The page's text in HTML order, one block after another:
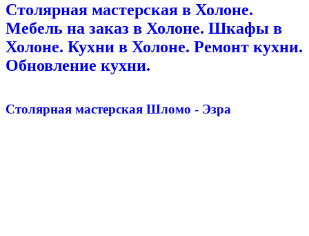
Столярная мастерская в Холоне.
Мебель на заказ в Холоне. Шкафы в
Холоне. Кухни в Холоне. Ремонт кухни.
Обновление кухни.
Столярная мастерская Шломо - Эзра